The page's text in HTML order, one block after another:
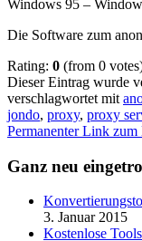
Windows 95 –
Die Software zum
Rating: 0 (from 0
Dieser Eintrag wurde
verschlagwortet mit
jondo, proxy, proxy
Permanenter Link zum
Ganz neu
3. Januar 2015
Kostenlose